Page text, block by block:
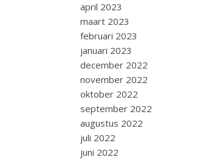
april 2023
maart 2023
februari 2023
januari 2023
december 2022
november 2022
oktober 2022
september 2022
augustus 2022
juli 2022
juni 2022